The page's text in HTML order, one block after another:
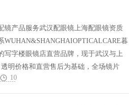
产品服务武汉配眼镜上海配眼镜资质
WUHAN&SHANGHAIOPTICALCARE暮
字楼眼镜店直营品牌，现于武汉与上
明价格和直营售后为基础，全场镜片
10